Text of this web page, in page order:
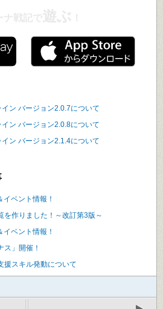
ン バージョン2.0.7について
ン バージョン2.0.8について
ン バージョン2.1.4について
ベント情報！
を作りました！～改訂第3版～
ベント情報！
ス」開催！
援スキル発動について